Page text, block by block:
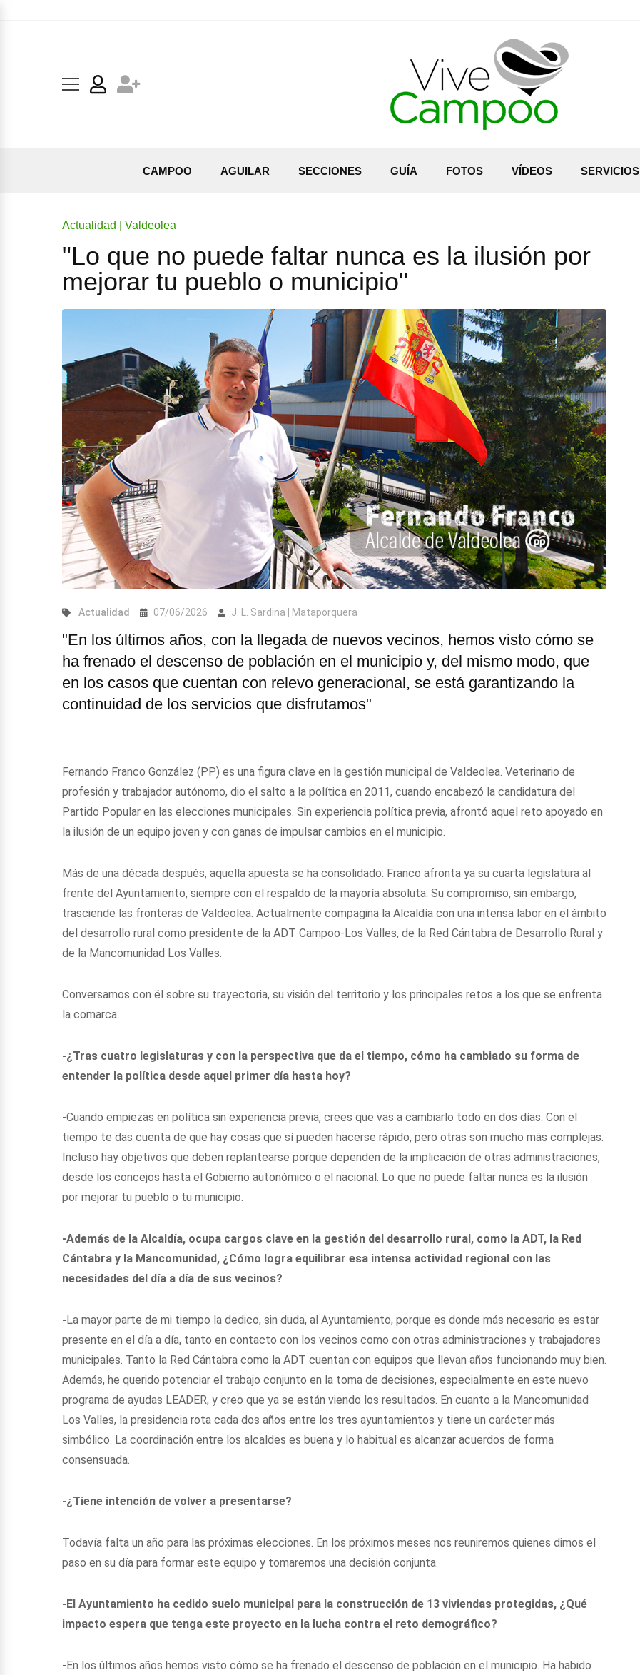
CAMPOO AGUILAR SECCIONES GUÍA FOTOS VÍDEOS SERVICIOS
Actualidad | Valdeolea
"Lo que no puede faltar nunca es la ilusión por
mejorar tu pueblo o municipio"
Actualidad 07/06/2026 J. L. Sardina | Mataporquera
"En los últimos años, con la llegada de nuevos vecinos, hemos visto cómo se
ha frenado el descenso de población en el municipio y, del mismo modo, que
en los casos que cuentan con relevo generacional, se está garantizando la
continuidad de los servicios que disfrutamos"
Fernando Franco González (PP) es una figura clave en la gestión municipal de Valdeolea. Veterinario de
profesión y trabajador autónomo, dio el salto a la política en 2011, cuando encabezó la candidatura del
Partido Popular en las elecciones municipales. Sin experiencia política previa, afrontó aquel reto apoyado en
la ilusión de un equipo joven y con ganas de impulsar cambios en el municipio.
Más de una década después, aquella apuesta se ha consolidado: Franco afronta ya su cuarta legislatura al
frente del Ayuntamiento, siempre con el respaldo de la mayoría absoluta. Su compromiso, sin embargo,
trasciende las fronteras de Valdeolea. Actualmente compagina la Alcaldía con una intensa labor en el ámbito
del desarrollo rural como presidente de la ADT Campoo-Los Valles, de la Red Cántabra de Desarrollo Rural y
de la Mancomunidad Los Valles.
Conversamos con él sobre su trayectoria, su visión del territorio y los principales retos a los que se enfrenta
la comarca.
-¿Tras cuatro legislaturas y con la perspectiva que da el tiempo, cómo ha cambiado su forma de
entender la política desde aquel primer día hasta hoy?
-Cuando empiezas en política sin experiencia previa, crees que vas a cambiarlo todo en dos días. Con el
tiempo te das cuenta de que hay cosas que sí pueden hacerse rápido, pero otras son mucho más complejas.
Incluso hay objetivos que deben replantearse porque dependen de la implicación de otras administraciones,
desde los concejos hasta el Gobierno autonómico o el nacional. Lo que no puede faltar nunca es la ilusión
por mejorar tu pueblo o tu municipio.
-Además de la Alcaldía, ocupa cargos clave en la gestión del desarrollo rural, como la ADT, la Red
Cántabra y la Mancomunidad, ¿Cómo logra equilibrar esa intensa actividad regional con las
necesidades del día a día de sus vecinos?
-La mayor parte de mi tiempo la dedico, sin duda, al Ayuntamiento, porque es donde más necesario es estar
presente en el día a día, tanto en contacto con los vecinos como con otras administraciones y trabajadores
municipales. Tanto la Red Cántabra como la ADT cuentan con equipos que llevan años funcionando muy bien.
Además, he querido potenciar el trabajo conjunto en la toma de decisiones, especialmente en este nuevo
programa de ayudas LEADER, y creo que ya se están viendo los resultados. En cuanto a la Mancomunidad
Los Valles, la presidencia rota cada dos años entre los tres ayuntamientos y tiene un carácter más
simbólico. La coordinación entre los alcaldes es buena y lo habitual es alcanzar acuerdos de forma
consensuada.
-¿Tiene intención de volver a presentarse?
Todavía falta un año para las próximas elecciones. En los próximos meses nos reuniremos quienes dimos el
paso en su día para formar este equipo y tomaremos una decisión conjunta.
-El Ayuntamiento ha cedido suelo municipal para la construcción de 13 viviendas protegidas, ¿Qué
impacto espera que tenga este proyecto en la lucha contra el reto demográfico?
-En los últimos años hemos visto cómo se ha frenado el descenso de población en el municipio. Ha habido